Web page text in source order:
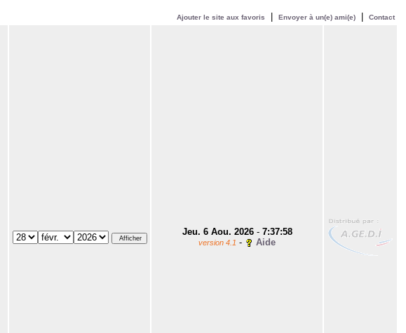
Ajouter le site aux favoris Envoyer à un(e) ami(e) Contact
Jeu. 6 Aou. 2026- 7:37:58
version 4.1 - Aide